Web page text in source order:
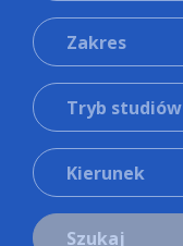
Zakres
Tryb studiów
Kierunek
Szukaj